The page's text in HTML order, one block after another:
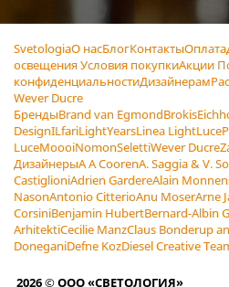
SvetologiaО насБлогКонтактыОплата
освещенияУсловия покупкиАкции
конфиденциальностиДизайнерам
Wever Ducre
БрендыBrand van EgmondBrokis
DesignILfariLightYearsLinea Light
LuceMoooiNomonSelettiWever Ducre
ДизайнерыA A CoorenA. Saggia & V.
CastiglioniAdrien GardereAlain
NasonAntonio CitterioAnu MoserArne
CorsiniBenjamin HubertBernard-Albin
ArhitektiCecilie ManzClaus Bonderup
DoneganiDefne KozDiesel Creative
2026 © ООО «СВЕТОЛОГИЯ»